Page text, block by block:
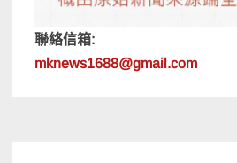
聯絡信箱:
mknews1688@gmail.com